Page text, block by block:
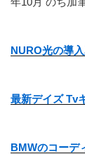
NURO光の導
最新デイズ Tv
BMWのコーデ